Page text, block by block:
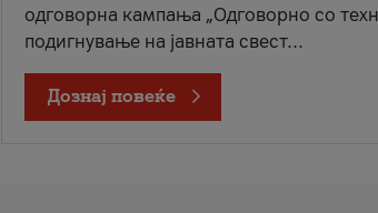
одговорна кампања „Одговорно со
подигнување на јавната свест...
Дознај повеќе